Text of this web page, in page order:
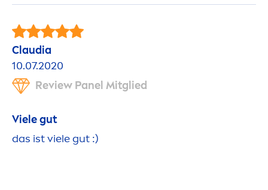
Claudia
10.07.2020
Review Panel Mitglied
Viele gut
das ist viele gut :)